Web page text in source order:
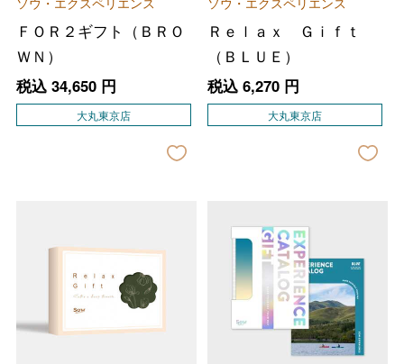
ＦＯＲ２ギフト（ＢＲＯ
ＷＮ）
税込 34,650円
大丸東京店
Ｒｅｌａｘ Ｇｉｆｔ
（ＢＬＵＥ）
税込 6,270円
大丸東京店